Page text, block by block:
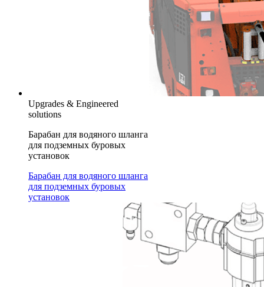
Upgrades & Engineered
solutions
Барабан для водяного шланга
для подземных буровых
установок
Барабан для водяного шланга
для подземных буровых
установок